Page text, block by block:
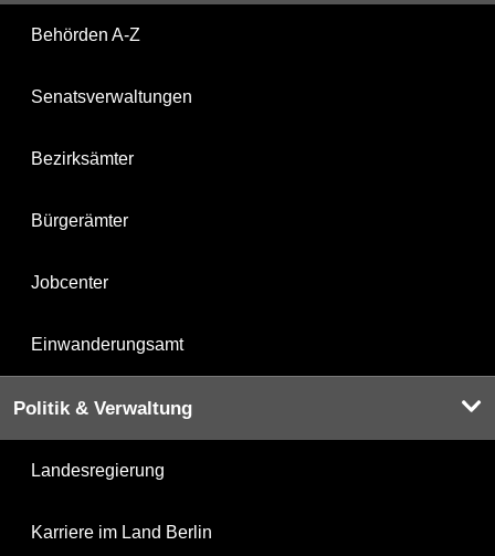
Behörden A-Z
Senatsverwaltungen
Bezirksämter
Bürgerämter
Jobcenter
Einwanderungsamt
Politik & Verwaltung
Landesregierung
Karriere im Land Berlin